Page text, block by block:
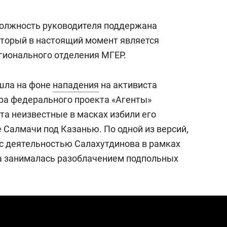
руководителя поддержана
в настоящий момент является
отделения МГЕР.
на фоне нападения на активиста
федерального проекта «Агенты»
неизвестные в масках избили его
под Казанью. По одной из версий,
деятельностью Салахутдинова в рамках
занималась разоблачением подпольных